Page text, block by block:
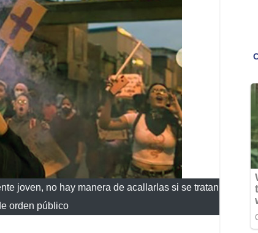
joven, no hay manera de acallarlas si se tratan
orden público